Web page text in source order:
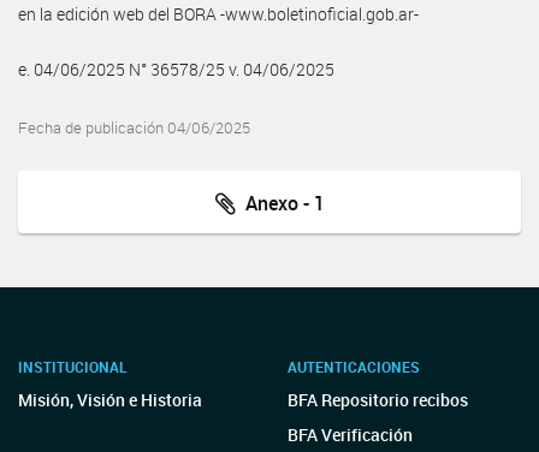
en la edición web del BORA -www.boletinoficial.gob.ar-
e. 04/06/2025 N° 36578/25 v. 04/06/2025
Fecha de publicación 04/06/2025
Anexo - 1
INSTITUCIONAL
Misión, Visión e Historia
AUTENTICACIONES
BFA Repositorio recibos
BFA Verificación